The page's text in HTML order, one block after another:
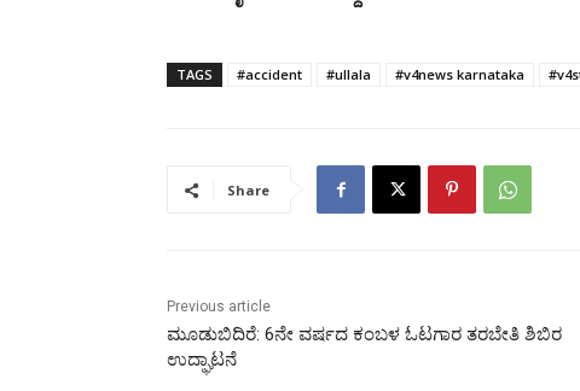
TAGS #accident #ullala #v4news karnataka
Share
Previous article
ಮೂಡುಬಿದಿರೆ: 6ನೇ ವರ್ಷದ ಕಂಬಳ ಓಟಗಾರ ತರಬೇತಿ ಶಿಬಿರ
ಉದ್ಘಾಟನೆ